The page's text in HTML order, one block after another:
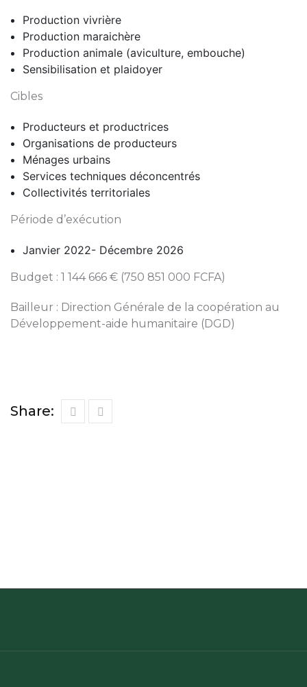
Production vivrière
Production maraichère
Production animale (aviculture, embouche)
Sensibilisation et plaidoyer
Cibles
Producteurs et productrices
Organisations de producteurs
Ménages urbains
Services techniques déconcentrés
Collectivités territoriales
Période d’exécution
Janvier 2022- Décembre 2026
Budget : 1 144 666 € (750 851 000 FCFA)
Bailleur : Direction Générale de la coopération au
Développement-aide humanitaire (DGD)
Share: